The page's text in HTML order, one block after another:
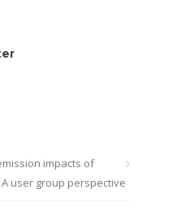
impacts of
user group perspective